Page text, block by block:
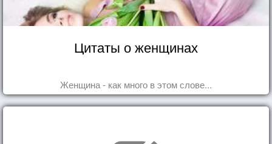
Цитаты о женщинах
Женщина - как много в этом слове...